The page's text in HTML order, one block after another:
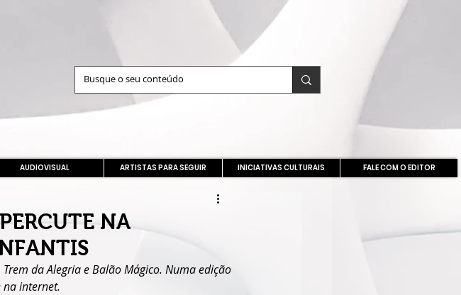
AUDIOVISUAL ARTISTAS PARA SEGUIR INICIATIVAS CULTURAIS FALE COM O EDITOR
NA
da Alegria e Balão Mágico. Numa edição
internet.